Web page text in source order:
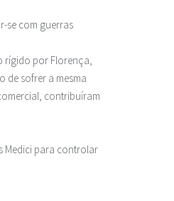
se com guerras
rígido por Florença,
de sofrer a mesma
contribuíram
Medici para controlar